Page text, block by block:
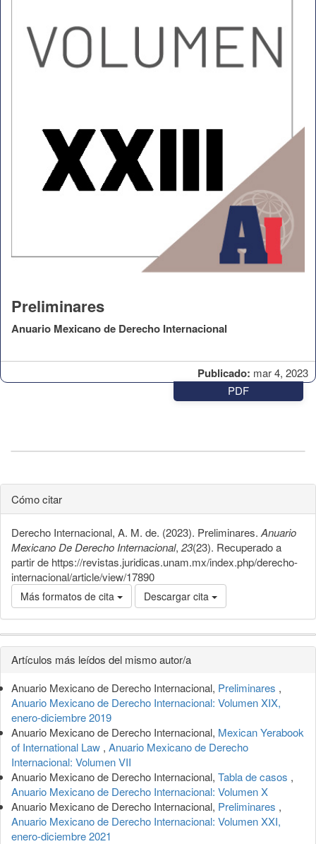
Publicado: mar 4, 2023
Preliminares
Anuario Mexicano de Derecho Internacional
PDF
Cómo citar
Derecho Internacional, A. M. de. (2023). Preliminares. Anuario
Mexicano De Derecho Internacional, 23(23). Recuperado a
partir de https://revistas.juridicas.unam.mx/index.php/derecho-
internacional/article/view/17890
Más formatos de cita Descargar cita
Detalles
del
artículo
Artículos más leídos del mismo autor/a
Anuario Mexicano de Derecho Internacional, Preliminares ,
Anuario Mexicano de Derecho Internacional: Volumen XIX,
enero-diciembre 2019
Anuario Mexicano de Derecho Internacional, Mexican Yerabook
of International Law , Anuario Mexicano de Derecho
Internacional: Volumen VII
Anuario Mexicano de Derecho Internacional, Tabla de casos ,
Anuario Mexicano de Derecho Internacional: Volumen X
Anuario Mexicano de Derecho Internacional, Preliminares ,
Anuario Mexicano de Derecho Internacional: Volumen XXI,
enero-diciembre 2021